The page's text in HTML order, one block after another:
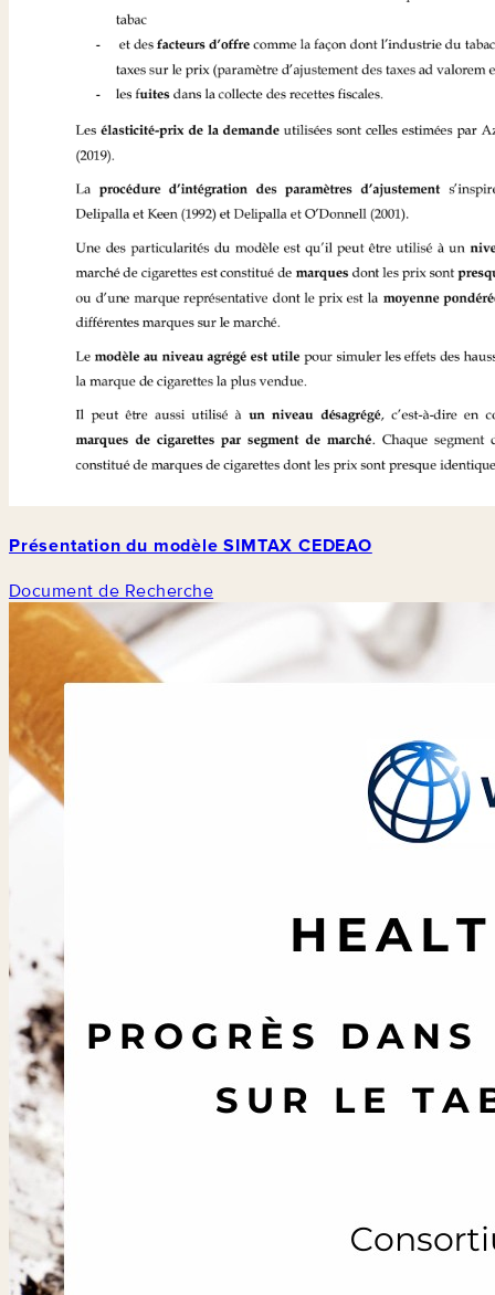
Présentation du modèle SIMTAX CEDEAO
Document de Recherche